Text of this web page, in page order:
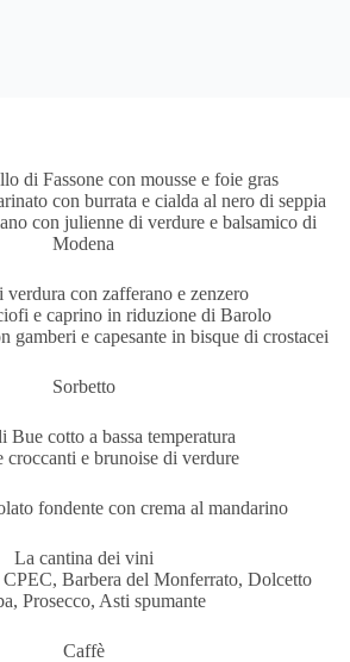
di Fassone con mousse e foie gras
con burrata e cialda al nero di seppia
con julienne di verdure e balsamico di
Modena
verdura con zafferano e zenzero
e caprino in riduzione di Barolo
gamberi e capesante in bisque di crostacei
Sorbetto
Bue cotto a bassa temperatura
croccanti e brunoise di verdure
fondente con crema al mandarino
La cantina dei vini
Barbera del Monferrato, Dolcetto
Prosecco, Asti spumante
Caffè